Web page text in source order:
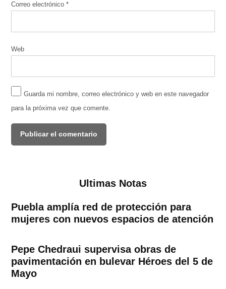
Correo electrónico*
Web
Guarda mi nombre, correo electrónico y web en este navegador
para la próxima vez que comente.
Ultimas Notas
Puebla amplía red de protección para
mujeres con nuevos espacios de atención
Pepe Chedraui supervisa obras de
pavimentación en bulevar Héroes del 5 de
Mayo